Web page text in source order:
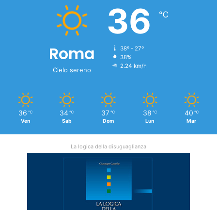
Roma
Cielo sereno
36 ℃
38º - 27º
38%
2.24 km/h
36 ℃
Ven
34 ℃
Sab
37 ℃
Dom
38 ℃
Lun
40 ℃
Mar
La logica della disuguaglianza